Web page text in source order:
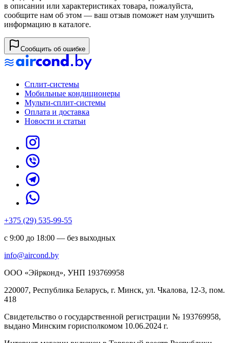
в описании или характеристиках товара, пожалуйста,
сообщите нам об этом — ваш отзыв поможет нам улучшить
информацию в каталоге.
Сообщить об ошибке
Сплит-системы
Мобильные кондиционеры
Мульти-сплит-системы
Оплата и доставка
Новости и статьи
+375 (29) 535-99-55
с 9:00 до 18:00 — без выходных
info@aircond.by
ООО «Эйрконд», УНП 193769958
220007, Республика Беларусь, г. Минск, ул. Чкалова, 12-3, пом.
418
Cвидетельство о государственной регистрации № 193769958,
выдано Минским горисполкомом 10.06.2024 г.